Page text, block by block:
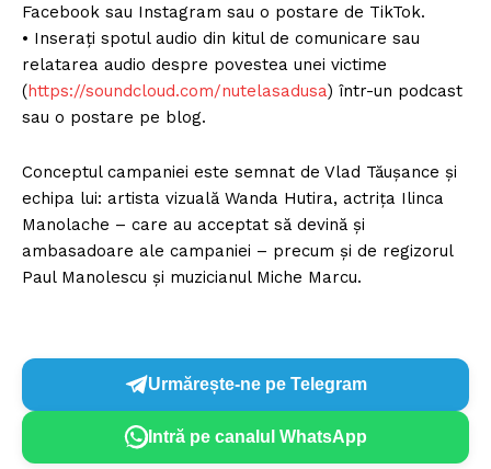
Facebook sau Instagram sau o postare de TikTok.
• Inserați spotul audio din kitul de comunicare sau
relatarea audio despre povestea unei victime
(https://soundcloud.com/nutelasadusa) într-un podcast
sau o postare pe blog.
Conceptul campaniei este semnat de Vlad Tăușance și
echipa lui: artista vizuală Wanda Hutira, actrița Ilinca
Manolache – care au acceptat să devină și
ambasadoare ale campaniei – precum și de regizorul
Paul Manolescu și muzicianul Miche Marcu.
Urmărește-ne pe Telegram
Intră pe canalul WhatsApp